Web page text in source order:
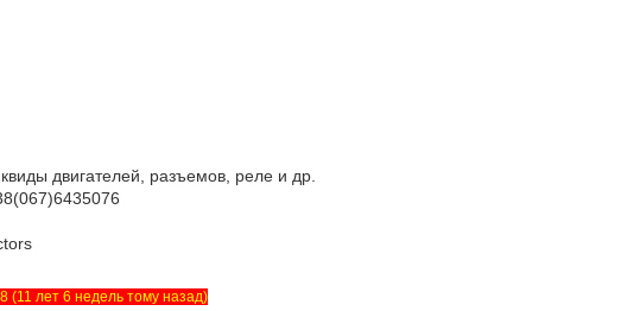
двигателей, разъемов, реле и др.
(11 лет 6 недель тому назад)